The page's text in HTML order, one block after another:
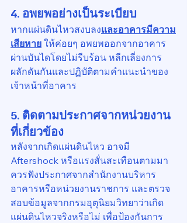
4. อพยพอย่างเป็นระเบียบ
หากแผ่นดินไหวสงบลงและอาคารมีความ
เสียหาย ให้ค่อยๆ อพยพออกจากอาคาร
ผ่านบันไดโดยไม่รีบร้อน หลีกเลี่ยงการ
ผลักดันกันและปฏิบัติตามคำแนะนำของ
เจ้าหน้าที่อาคาร
5. ติดตามประกาศจากหน่วยงาน
ที่เกี่ยวข้อง
หลังจากเกิดแผ่นดินไหว อาจมี
Aftershock หรือแรงสั่นสะเทือนตามมา
ควรฟังประกาศจากสำนักงานบริหาร
อาคารหรือหน่วยงานราชการ และตรวจ
สอบข้อมูลจากกรมอุตุนิยมวิทยาว่าเกิด
แผ่นดินไหวจริงหรือไม่ เพื่อป้องกันการ